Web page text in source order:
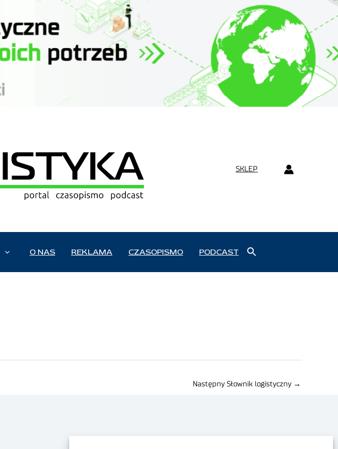
SKLEP
O NAS REKLAMA CZASOPISMO PODCAST
Następny Słownik logistyczny →